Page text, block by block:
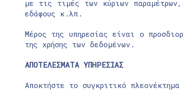
με τις τιμές των κύριων
εδάφους κ.λπ.
Μέρος της υπηρεσίας είναι ο
της χρήσης των δεδομένων.
ΑΠΟΤΕΛΕΣΜΑΤΑ ΥΠΗΡΕΣΙΑΣ
Αποκτήστε το συγκριτικό